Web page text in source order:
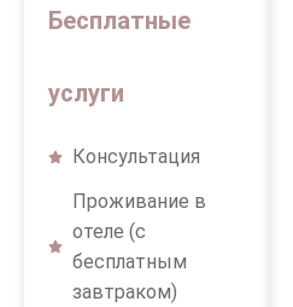
Бесплатные
услуги
Консультация
Проживание в
отеле (с
бесплатным
завтраком)